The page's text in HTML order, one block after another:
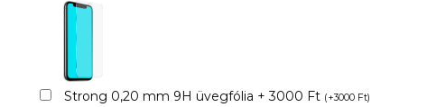
Strong 0,20 mm 9H üvegfólia + 3000 Ft (+3000 Ft)